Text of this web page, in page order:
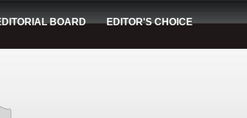
BOARD EDITOR'S CHOICE